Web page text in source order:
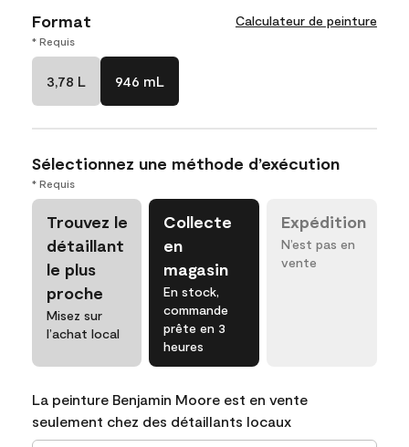
Format Calculateur de peinture
* Requis
3,78 L 946 mL
Sélectionnez une méthode d’exécution
* Requis
Trouvez le
détaillant
le plus
proche
Misez sur
l’achat local
Collecte
en
magasin
En stock,
commande
prête en 3
heures
Expédition
N’est pas en
vente
La peinture Benjamin Moore est en vente
seulement chez des détaillants locaux